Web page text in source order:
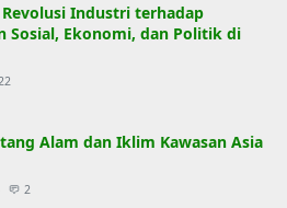
Industri terhadap
Sosial, Ekonomi, dan Politik di
Alam dan Iklim Kawasan Asia
2